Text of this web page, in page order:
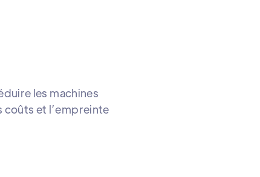
les machines
coûts et l’empreinte